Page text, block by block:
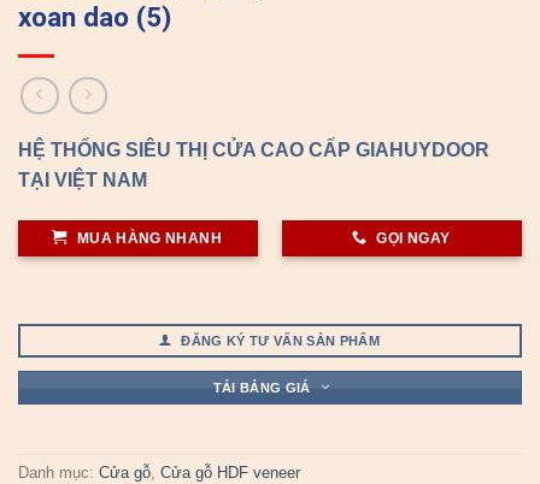
xoan dao (5)
HỆ THỐNG SIÊU THỊ CỬA CAO CẤP GIAHUYDOOR
TẠI VIỆT NAM
MUA HÀNG NHANH GỌI NGAY
ĐĂNG KÝ TƯ VẤN SẢN PHẨM
TẢI BẢNG GIÁ
Danh mục: Cửa gỗ, Cửa gỗ HDF veneer